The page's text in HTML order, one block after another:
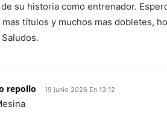
su historia como entrenador.
mas títulos y muchos mas dobletes,
repollo 19 junio 2026 En 13:12